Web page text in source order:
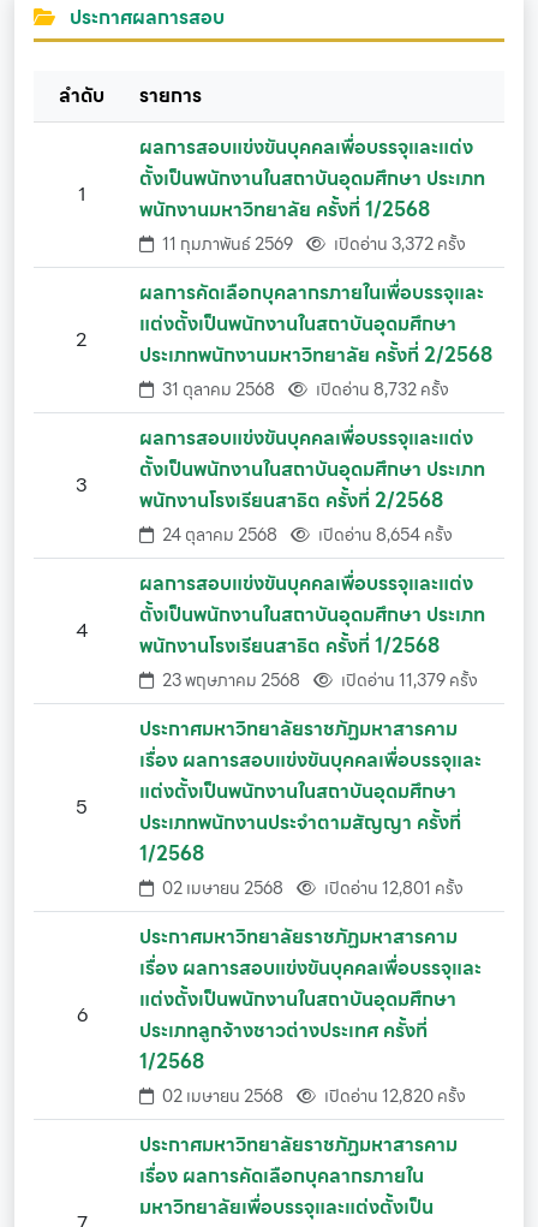
ประกาศผลการสอบ
ลำดับ รายการ
1
ผลการสอบแข่งขันบุคคลเพื่อบรรจุและแต่ง
ตั้งเป็นพนักงานในสถาบันอุดมศึกษา ประเภท
พนักงานมหาวิทยาลัย ครั้งที่ 1/2568
11 กุมภาพันธ์ 2569 เปิดอ่าน 3,372 ครั้ง
2
ผลการคัดเลือกบุคลากรภายในเพื่อบรรจุและ
แต่งตั้งเป็นพนักงานในสถาบันอุดมศึกษา
ประเภทพนักงานมหาวิทยาลัย ครั้งที่ 2/2568
31 ตุลาคม 2568 เปิดอ่าน 8,732 ครั้ง
3
ผลการสอบแข่งขันบุคคลเพื่อบรรจุและแต่ง
ตั้งเป็นพนักงานในสถาบันอุดมศึกษา ประเภท
พนักงานโรงเรียนสาธิต ครั้งที่ 2/2568
24 ตุลาคม 2568 เปิดอ่าน 8,654 ครั้ง
4
ผลการสอบแข่งขันบุคคลเพื่อบรรจุและแต่ง
ตั้งเป็นพนักงานในสถาบันอุดมศึกษา ประเภท
พนักงานโรงเรียนสาธิต ครั้งที่ 1/2568
23 พฤษภาคม 2568 เปิดอ่าน 11,379 ครั้ง
5
ประกาศมหาวิทยาลัยราชภัฏมหาสารคาม
เรื่อง ผลการสอบแข่งขันบุคคลเพื่อบรรจุและ
แต่งตั้งเป็นพนักงานในสถาบันอุดมศึกษา
ประเภทพนักงานประจำตามสัญญา ครั้งที่
1/2568
02 เมษายน 2568 เปิดอ่าน 12,801 ครั้ง
6
ประกาศมหาวิทยาลัยราชภัฏมหาสารคาม
เรื่อง ผลการสอบแข่งขันบุคคลเพื่อบรรจุและ
แต่งตั้งเป็นพนักงานในสถาบันอุดมศึกษา
ประเภทลูกจ้างชาวต่างประเทศ ครั้งที่
1/2568
02 เมษายน 2568 เปิดอ่าน 12,820 ครั้ง
ประกาศมหาวิทยาลัยราชภัฏมหาสารคาม
เรื่อง ผลการคัดเลือกบุคลากรภายใน
มหาวิทยาลัยเพื่อบรรจุและแต่งตั้งเป็น